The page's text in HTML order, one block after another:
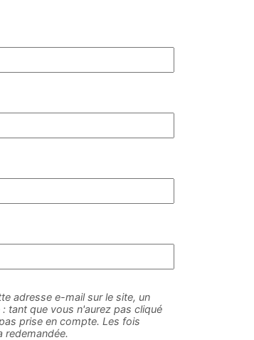
adresse e-mail sur le site, un
tant que vous n'aurez pas cliqué
prise en compte. Les fois
redemandée.